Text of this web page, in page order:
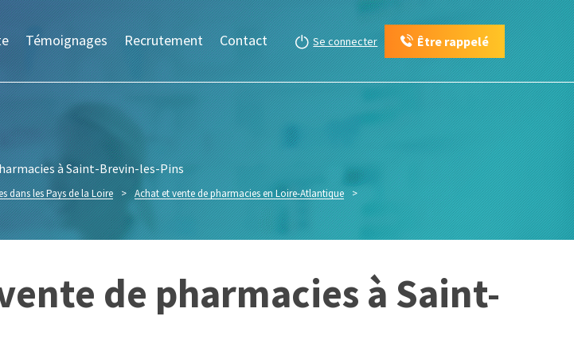
Témoignages Recrutement Contact Se connecter Être rappelé
à Saint-Brevin-les-Pins
dans les Pays de la Loire > Achat et vente de pharmacies en Loire-Atlantique >
de pharmacies à Saint-